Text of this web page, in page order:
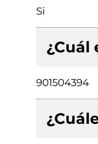
Si
¿Cuál
901504394